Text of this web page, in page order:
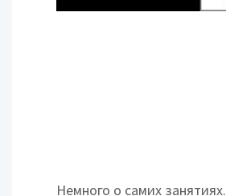
Немного о самих занятиях.